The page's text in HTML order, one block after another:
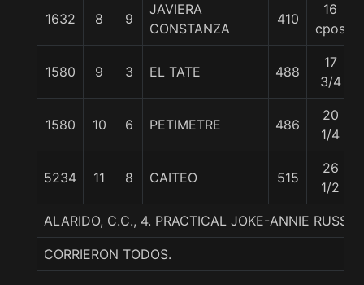
1632 8 9
JAVIERA
CONSTANZA
410
16
cpos
1580 9 3 EL TATE 488
17
3/4
1580 10 6 PETIMETRE 486
20
1/4
5234 11 8 CAITEO 515
26
1/2
ALARIDO, C.C., 4. PRACTICAL JOKE-ANNIE
CORRIERON TODOS.